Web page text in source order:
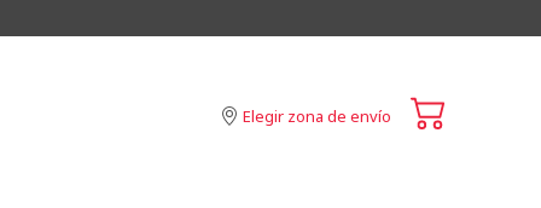
Elegir zona de envío